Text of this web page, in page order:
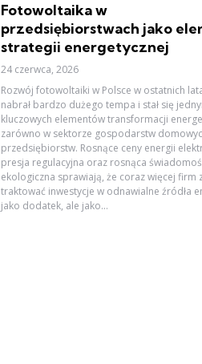
Fotowoltaika w
przedsiębiorstwach jako
strategii energetycznej
24 czerwca, 2026
Rozwój fotowoltaiki w Polsce w ostatnich
nabrał bardzo dużego tempa i stał się
kluczowych elementów transformacji
zarówno w sektorze gospodarstw
przedsiębiorstw. Rosnące ceny energii
presja regulacyjna oraz rosnąca
ekologiczna sprawiają, że coraz więcej firm
traktować inwestycje w odnawialne źródła
jako dodatek, ale jako...